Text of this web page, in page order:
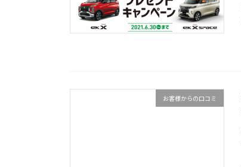
お客様からの口コミ